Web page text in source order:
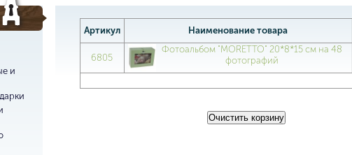
и
Артикул Наименование товара
6805
Фотоальбом "MORETTO" 20*8*15 см на 48
фотографий